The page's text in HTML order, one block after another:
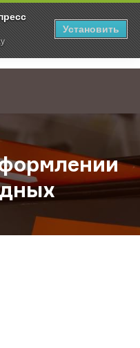
Установить
Изменения в оформлении